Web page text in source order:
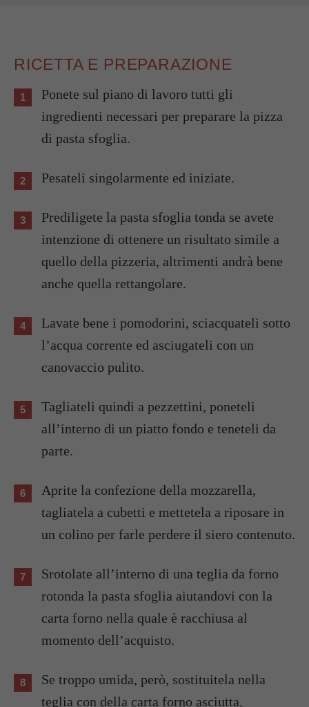
RICETTA E PREPARAZIONE
Ponete sul piano di lavoro tutti gli
ingredienti necessari per preparare la pizza
di pasta sfoglia.
Pesateli singolarmente ed iniziate.
Prediligete la pasta sfoglia tonda se avete
intenzione di ottenere un risultato simile a
quello della pizzeria, altrimenti andrà bene
anche quella rettangolare.
Lavate bene i pomodorini, sciacquateli sotto
l’acqua corrente ed asciugateli con un
canovaccio pulito.
Tagliateli quindi a pezzettini, poneteli
all’interno di un piatto fondo e teneteli da
parte.
Aprite la confezione della mozzarella,
tagliatela a cubetti e mettetela a riposare in
un colino per farle perdere il siero contenuto.
Srotolate all’interno di una teglia da forno
rotonda la pasta sfoglia aiutandovi con la
carta forno nella quale è racchiusa al
momento dell’acquisto.
Se troppo umida, però, sostituitela nella
teglia con della carta forno asciutta.